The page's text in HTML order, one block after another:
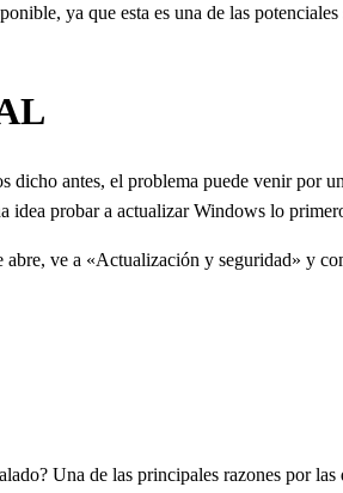
ya que esta es una de las
dicho antes, el problema puede venir por
idea probar a actualizar Windows lo
ve a «Actualización y seguridad» y
Una de las principales razones por